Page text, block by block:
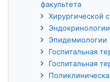
факультета
Хирургической
Эндокринологии
Эпидемиологии
Госпитальная
Госпитальная